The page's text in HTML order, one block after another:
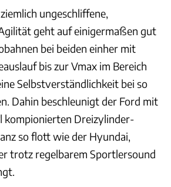
ungeschliffene,
geht auf einigermaßen gut
bei beiden einher mit
bis zur Vmax im Bereich
Selbstverständlichkeit bei so
Dahin beschleunigt der Ford mit
kompionierten Dreizylinder-
so flott wie der Hyundai,
trotz regelbarem Sportlersound